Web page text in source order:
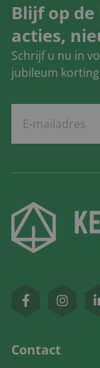
Blijf op
acties,
Schrijf u nu in
jubileum
Contact